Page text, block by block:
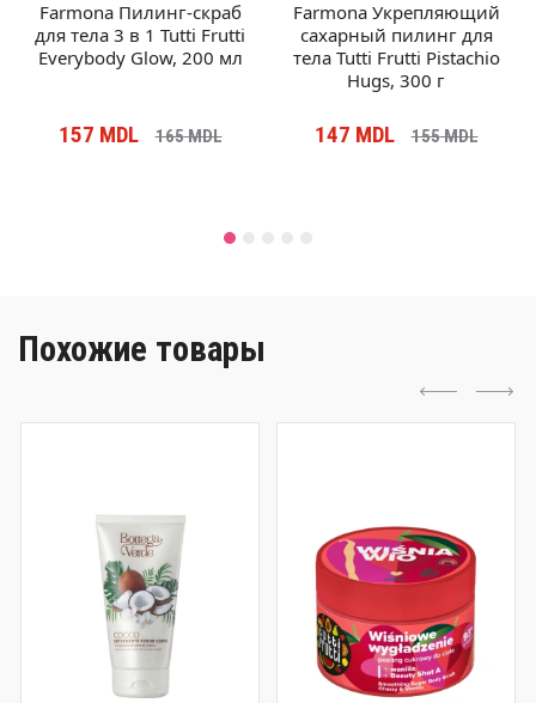
Farmona Пилинг-скраб
для тела 3 в 1 Tutti Frutti
Everybody Glow, 200 мл
157 MDL 165MDL
Farmona Укрепляющий
сахарный пилинг для
тела Tutti Frutti Pistachio
Hugs, 300 г
147 MDL 155MDL
Похожие товары